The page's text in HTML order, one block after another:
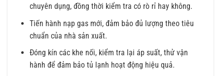
chuyên dụng, đồng thời kiểm tra có rò rỉ hay không.
Tiến hành nạp gas mới, đảm bảo đủ lượng theo tiêu
chuẩn của nhà sản xuất.
Đóng kín các khe nối, kiểm tra lại áp suất, thử vận
hành để đảm bảo tủ lạnh hoạt động hiệu quả.